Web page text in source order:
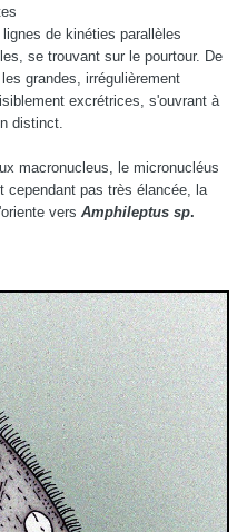
de kinéties parallèles
se trouvant sur le pourtour. De
grandes, irrégulièrement
excrétrices, s'ouvrant à
distinct.
macronucleus, le micronucléus
cependant pas très élancée, la
vers Amphileptus sp.